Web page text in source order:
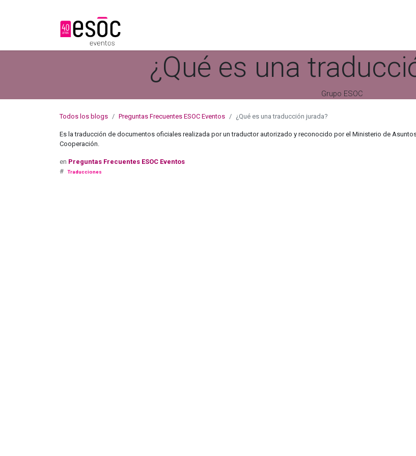
¿Qué es una
Grupo ESOC
Todos los blogs Preguntas Frecuentes ESOC Eventos ¿Qué es una traducción jurada?
Es la traducción de documentos oficiales realizada por un traductor autorizado y reconocido por el Ministerio de
Cooperación.
en Preguntas Frecuentes ESOC Eventos
#
Traducciones